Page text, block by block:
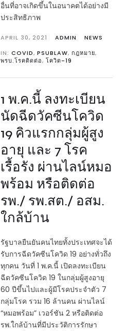
อื่นที่อาจเกิดขึ้นในอนาคตได้อย่างมี
ประสิทธิภาพ
APRIL 30, 2021 ADMIN
NEWS
IN: COVID, PSUBLAW, กฎหมาย,
พรบ.โรคติดต่อ, โควิด-19
1 พ.ค.นี้ ลงทะเบียน
นัดฉีดวัคซีนโควิด
19 คิวแรกกลุ่มผู้สูง
อายุ และ 7 โรค
เรื้อรัง ผ่านไลน์หมอ
พร้อม หรือติดต่อ
รพ./ รพ.สต./ อสม.
ใกล้บ้าน
รัฐบาลยืนยันคนไทยทั้งประเทศจะได้
รับการฉีดวัคซีนโควิด 19 อย่างทั่วถึง
ทุกคน วันที่ 1 พ.ค.นี้ เปิดลงทะเบียน
ฉีดวัคซีนโควิด 19 ในกลุ่มผู้สูงอายุ
60 ปีขึ้นไปและผู้มีโรคประจำตัว 7
กลุ่มโรค รวม 16 ล้านคน ผ่านไลน์
“หมอพร้อม” เวอร์ชัน 2 หรือติดต่อ
รพ.ใกล้บ้านที่มีประวัติการรักษา